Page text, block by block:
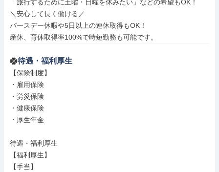
「旅行するために土曜・日曜を休みたい」などの希望もOK！
＼安心して長く働ける／
バースデー休暇や5日以上の連休取得もOK！
産休、育休取得率100%で時短勤務も可能です。
待遇・福利厚生
【保険制度】
・雇用保険
・労災保険
・健康保険
・厚生年金
待遇・福利厚生
【福利厚生】
【手当】